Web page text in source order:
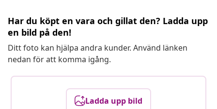
Har du köpt en vara och gillat den? Ladda upp
en bild på den!
Ditt foto kan hjälpa andra kunder. Använd länken
nedan för att komma igång.
Ladda upp bild